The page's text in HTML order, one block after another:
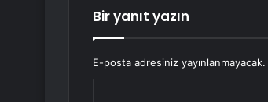
Bir yanıt yazın
E-posta adresiniz yayınlanmayacak.